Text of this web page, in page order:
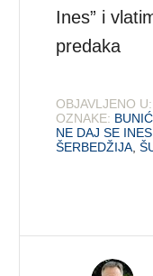
Ines” i
predaka
OBJAVLJENO U:
OZNAKE: BUNIĆ
NE DAJ SE INES
ŠERBEDŽIJA,